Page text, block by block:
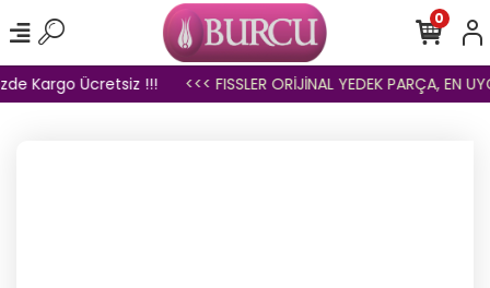
Kargo Ücretsiz !!! <<< FISSLER ORİJİNAL YEDEK PARÇA, EN
0